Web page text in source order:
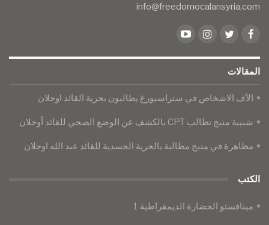
info@freedomocalansyria.com
المقالات
الآف الاشخاص في ستراسبورغ يطالبون بحرية القائد اوجلان
شبيبة منبج تطالب CPT بالكشف عن الوضع الصحي للقائد أوجلان
​​​​​​​مظاهرة في منبج مطالبة بالحرية الجسدية للقائد عبد الله اوجلان
الكتب
مينافستو الحضارة الديمقراطية 1